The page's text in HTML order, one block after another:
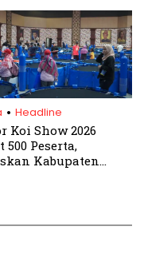
. Headline
Koi Show 2026
500 Peserta,
Kabupaten